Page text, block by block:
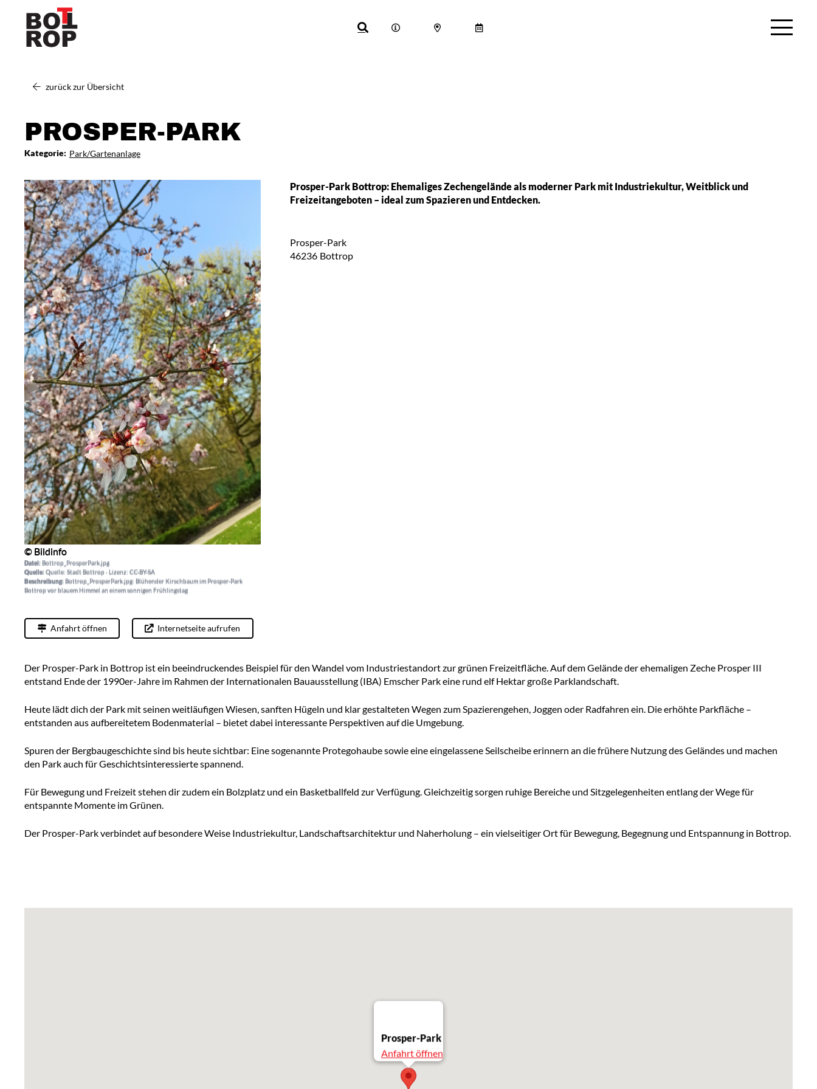
zurück zur Übersicht
PROSPER-PARK
Kategorie: Park/Gartenanlage
© Bildinfo
Datei: Bottrop_ProsperPark.jpg
Quelle: Quelle: Stadt Bottrop · Lizenz: CC-BY-SA
Beschreibung: Bottrop_ProsperPark.jpg: Blühender Kirschbaum im Prosper-Park
Bottrop vor blauem Himmel an einem sonnigen Frühlingstag
© Bildinfo
Datei: Bottrop_ProsperPark.jpg
Quelle: Quelle: Stadt Bottrop · Lizenz: CC-BY-SA
Beschreibung: Bottrop_ProsperPark.jpg: Blühender Kirschbaum im Prosper-Park
Bottrop vor blauem Himmel an einem sonnigen Frühlingstag
Prosper-Park Bottrop: Ehemaliges Zechengelände als moderner Park mit Industriekultur, Weitblick und
Freizeitangeboten – ideal zum Spazieren und Entdecken.
Prosper-Park
46236 Bottrop
Anfahrt öffnen Internetseite aufrufen
Der Prosper-Park in Bottrop ist ein beeindruckendes Beispiel für den Wandel vom Industriestandort zur grünen Freizeitfläche. Auf dem Gelände der ehemaligen Zeche Prosper III
entstand Ende der 1990er-Jahre im Rahmen der Internationalen Bauausstellung (IBA) Emscher Park eine rund elf Hektar große Parklandschaft.
Heute lädt dich der Park mit seinen weitläufigen Wiesen, sanften Hügeln und klar gestalteten Wegen zum Spazierengehen, Joggen oder Radfahren ein. Die erhöhte Parkfläche –
entstanden aus aufbereitetem Bodenmaterial – bietet dabei interessante Perspektiven auf die Umgebung.
Spuren der Bergbaugeschichte sind bis heute sichtbar: Eine sogenannte Protegohaube sowie eine eingelassene Seilscheibe erinnern an die frühere Nutzung des Geländes und machen
den Park auch für Geschichtsinteressierte spannend.
Für Bewegung und Freizeit stehen dir zudem ein Bolzplatz und ein Basketballfeld zur Verfügung. Gleichzeitig sorgen ruhige Bereiche und Sitzgelegenheiten entlang der Wege für
entspannte Momente im Grünen.
Der Prosper-Park verbindet auf besondere Weise Industriekultur, Landschaftsarchitektur und Naherholung – ein vielseitiger Ort für Bewegung, Begegnung und Entspannung in Bottrop.
Prosper-Park
Anfahrt öffnen